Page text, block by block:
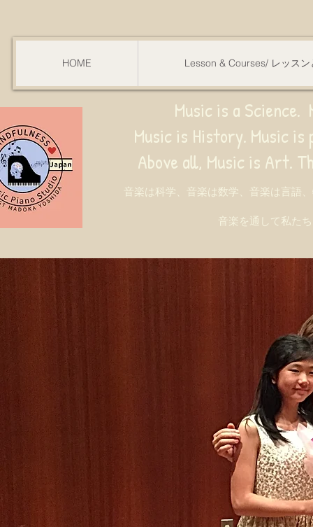
HOME Lesson & Courses/ レッスン
Music is a
Music is History. Music is
all, Music is Art. Through music,
音楽は科学、音楽は数学、音楽は言語
音楽を通して私た